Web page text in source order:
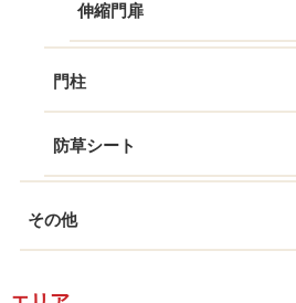
伸縮門扉
門柱
防草シート
その他